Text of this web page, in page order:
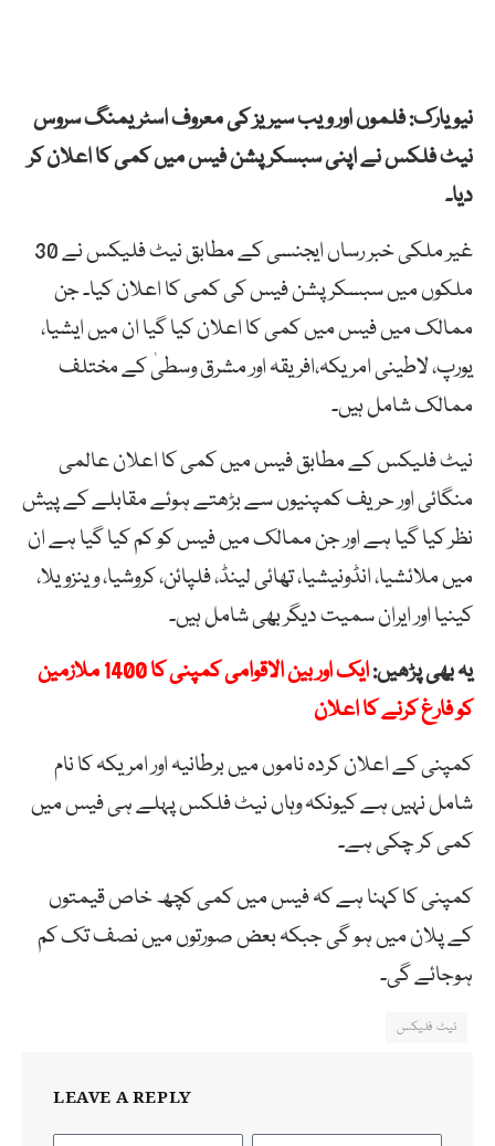
نیویارک: فلموں اور ویب سیریز کی معروف اسٹریمنگ سروس
نیٹ فلکس نے اپنی سبسکرپشن فیس میں کمی کا اعلان کر
دیا۔
غیر ملکی خبر رساں ایجنسی کے مطابق نیٹ فلیکس نے 30
ملکوں میں سبسکرپشن فیس کی کمی کا اعلان کیا۔ جن
ممالک میں فیس میں کمی کا اعلان کیا گیا ان میں ایشیا،
یورپ، لاطینی امریکہ،افریقہ اور مشرق وسطیٰ کے مختلف
ممالک شامل ہیں۔
نیٹ فلیکس کے مطابق فیس میں کمی کا اعلان عالمی
منگائی اور حریف کمپنیوں سے بڑھتے ہوئے مقابلے کے پیش
نظر کیا گیا ہے اور جن ممالک میں فیس کو کم کیا گیا ہے ان
میں ملائشیا، انڈونیشیا، تھائی لینڈ، فلپائن، کروشیا، وینزویلا،
کینیا اور ایران سمیت دیگر بھی شامل ہیں۔
یہ بھی پڑھیں:
ایک اور بین الاقوامی کمپنی کا 1400 ملازمین
کو فارغ کرنے کا اعلان
کمپنی کے اعلان کردہ ناموں میں برطانیہ اور امریکہ کا نام
شامل نہیں ہے کیونکہ وہاں نیٹ فلکس پہلے ہی فیس میں
کمی کر چکی ہے۔
کمپنی کا کہنا ہے کہ فیس میں کمی کچھ خاص قیمتوں
کے پلان میں ہو گی جبکہ بعض صورتوں میں نصف تک کم
ہوجائے گی۔
نیٹ فلیکس
LEAVE A REPLY